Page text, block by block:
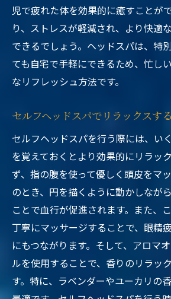
児で疲れた体を効果的に癒すことが
り、ストレスが軽減され、より快適
できるでしょう。ヘッドスパは、特
ても自宅で手軽にできるため、忙し
なリフレッシュ方法です。
セルフヘッドスパでリラックスす
セルフヘッドスパを行う際には、い
を覚えておくとより効果的にリラッ
ず、指の腹を使って優しく頭皮をマ
のとき、円を描くように動かしなが
ことで血行が促進されます。また、
丁寧にマッサージすることで、眼精
にもつながります。そして、アロマ
ルを使用することで、香りのリラッ
す。特に、ラベンダーやユーカリの